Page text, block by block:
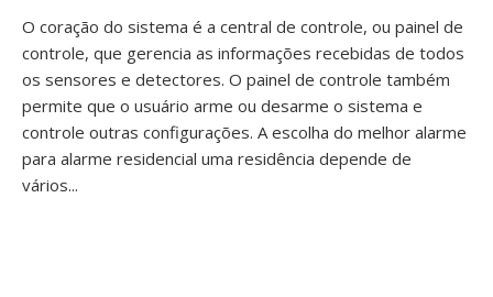
O coração do sistema é a central de controle, ou painel de
controle, que gerencia as informações recebidas de todos
os sensores e detectores. O painel de controle também
permite que o usuário arme ou desarme o sistema e
controle outras configurações. A escolha do melhor alarme
para alarme residencial uma residência depende de
vários...